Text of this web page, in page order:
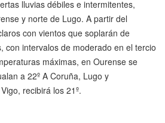
lluvias débiles e intermitentes,
y norte de Lugo. A partir del
con vientos que soplarán de
con intervalos de moderado en el tercio
máximas, en Ourense se
a 22º A Coruña, Lugo y
recibirá los 21º.